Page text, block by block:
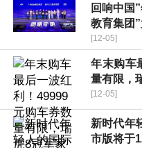
回响中国
教育集团”
[12-05]
年末购车
量有限，
[12-05]
新时代年
市版将于